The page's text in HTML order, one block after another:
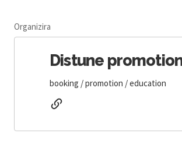
Organizira
Distune
booking / promotion / education